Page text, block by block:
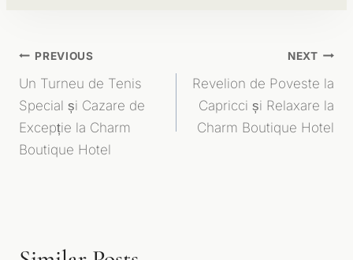
Navigare
În
Articole
PREVIOUS
Un Turneu de Tenis
Special și Cazare de
Excepție la Charm
Boutique Hotel
NEXT
Revelion de Poveste la
Capricci și Relaxare la
Charm Boutique Hotel